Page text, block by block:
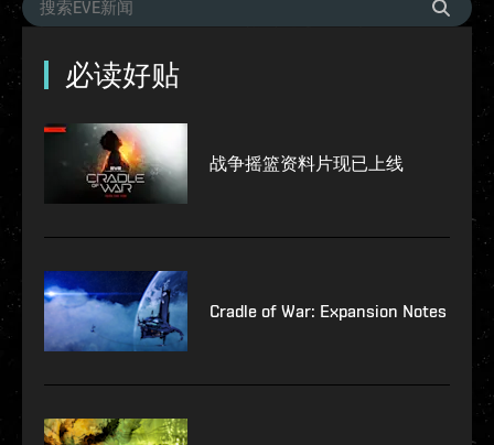
必读好贴
战争摇篮资料片现已上线
Cradle of War: Expansion Notes